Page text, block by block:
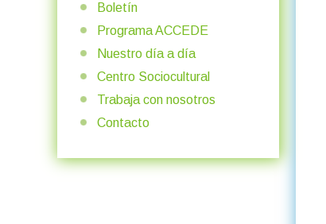
Boletín
Programa ACCEDE
Nuestro día a día
Centro Sociocultural
Trabaja con nosotros
Contacto